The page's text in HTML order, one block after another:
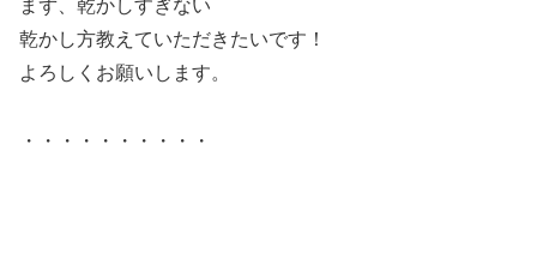
まず、乾かしすぎない
乾かし方教えていただきたいです！
よろしくお願いします。
・・・・・・・・・・